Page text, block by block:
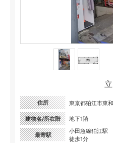
住所 東京都狛江市東
建物名/所在階 地下1階
最寄駅
小田急線狛江駅
徒歩1分